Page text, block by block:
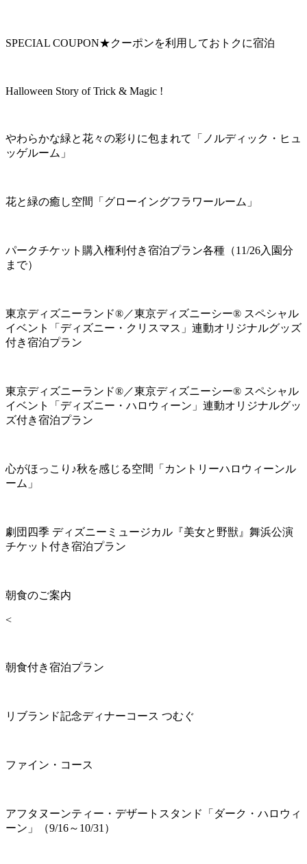
SPECIAL COUPON★クーポンを利用しておトクに宿泊
Halloween Story of Trick & Magic !
やわらかな緑と花々の彩りに包まれて「ノルディック・ヒュ
ッゲルーム」
花と緑の癒し空間「グローイングフラワールーム」
パークチケット購入権利付き宿泊プラン各種（11/26入園分
まで）
東京ディズニーランド®／東京ディズニーシー® スペシャル
イベント「ディズニー・クリスマス」連動オリジナルグッズ
付き宿泊プラン
東京ディズニーランド®／東京ディズニーシー® スペシャル
イベント「ディズニー・ハロウィーン」連動オリジナルグッ
ズ付き宿泊プラン
心がほっこり♪秋を感じる空間「カントリーハロウィーンル
ーム」
劇団四季 ディズニーミュージカル『美女と野獣』舞浜公演
チケット付き宿泊プラン
朝食のご案内
<
朝食付き宿泊プラン
リブランド記念ディナーコース つむぐ
ファイン・コース
アフタヌーンティー・デザートスタンド「ダーク・ハロウィ
ーン」（9/16～10/31）